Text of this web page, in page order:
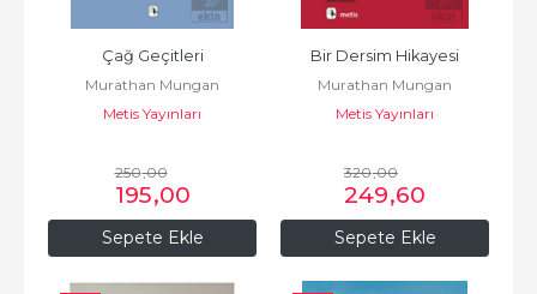
Sepete Ekle
Çağ Geçitleri
Murathan Mungan
Metis Yayınları
250,00
195,00
Sepete Ekle
Bir Dersim Hikayesi
Murathan Mungan
Metis Yayınları
320,00
249,60